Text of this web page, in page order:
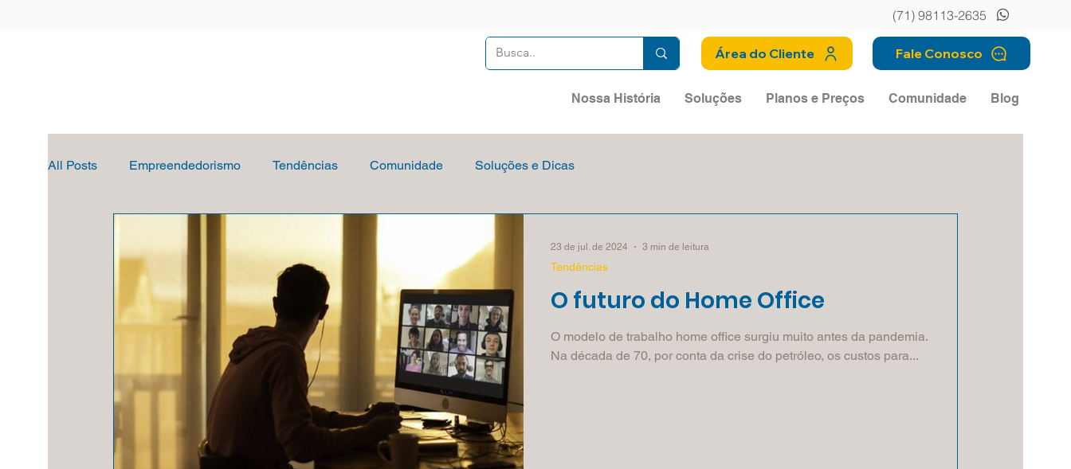
(71) 98113-2635
Área do Cliente Fale Conosco
Nossa História Soluções Planos e Preços Comunidade Blog
All Posts Empreendedorismo Tendências Comunidade Soluções e Dicas
O futuro do Home Office
O modelo de trabalho home office surgiu muito antes da pandemia.
Na década de 70, por conta da crise do petróleo, os custos para...
Tendências
23 de jul. de 2024 3 min de leitura